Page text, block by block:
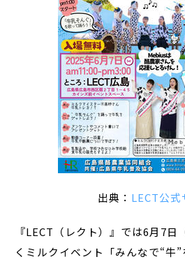
出典： LECT公式
『LECT（レクト）』では6月7日
くミルクイベント「みんなで“牛